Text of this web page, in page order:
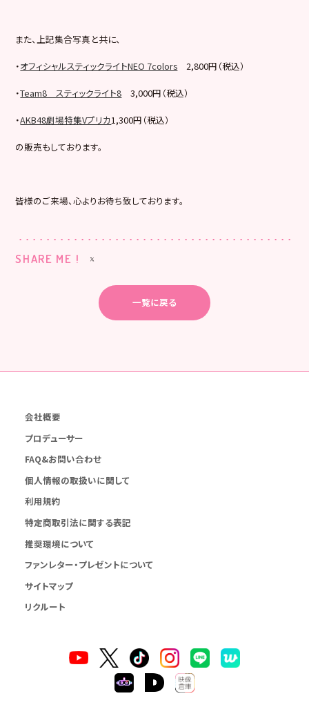
また、上記集合写真と共に、
・オフィシャルスティックライトNEO 7colors 2,800円（税込）
・Team8 スティックライト8 3,000円（税込）
・AKB48劇場特集Vプリカ1,300円（税込）
の販売もしております。
皆様のご来場、心よりお待ち致しております。
SHARE ME !
一覧に戻る
会社概要
プロデューサー
FAQ&お問い合わせ
個人情報の取扱いに関して
利用規約
特定商取引法に関する表記
推奨環境について
ファンレター・プレゼントについて
サイトマップ
リクルート